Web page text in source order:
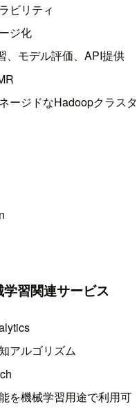
ビリティ
ジ化
、モデル評価、API提供
ージドなHadoopクラスタ
習関連サービス
アルゴリズム
を機械学習用途で利用可